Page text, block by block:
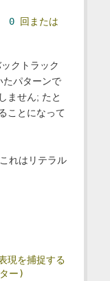
0 回または
クトラック
たパターンで
ません; たと
ことになって
れはリテラル
現を捕捉する
ー)